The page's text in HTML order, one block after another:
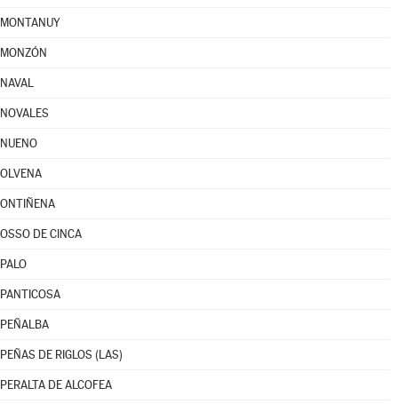
MONTANUY
MONZÓN
NAVAL
NOVALES
NUENO
OLVENA
ONTIÑENA
OSSO DE CINCA
PALO
PANTICOSA
PEÑALBA
PEÑAS DE RIGLOS (LAS)
PERALTA DE ALCOFEA